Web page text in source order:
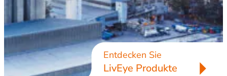
Entdecken Sie
LivEye Produkte